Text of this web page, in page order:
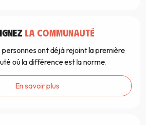
LA COMMUNAUTÉ
ont déjà rejoint la première
où la différence est la norme.
En savoir plus